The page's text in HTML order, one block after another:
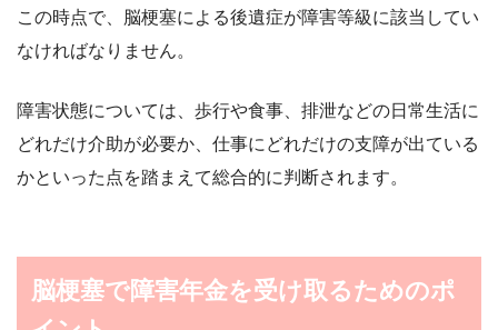
この時点で、脳梗塞による後遺症が障害等級に該当してい
なければなりません。
障害状態については、歩行や食事、排泄などの日常生活に
どれだけ介助が必要か、仕事にどれだけの支障が出ている
かといった点を踏まえて総合的に判断されます。
脳梗塞で障害年金を受け取るためのポ